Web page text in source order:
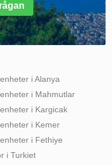
i Alanya
i Mahmutlar
i Kargicak
i Kemer
i Fethiye
i Turkiet